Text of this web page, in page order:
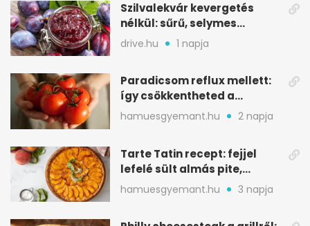
Szilvalekvár kevergetés
nélkül: sűrű, selymes
változat a sütőből
drive.hu 1 napja
Paradicsom reflux mellett:
így csökkentheted a
gyomorégést
hamuesgyemant.hu 2 napja
Tarte Tatin recept: fejjel
lefelé sült almás pite,
ropogós aljjal
hamuesgyemant.hu 3 napja